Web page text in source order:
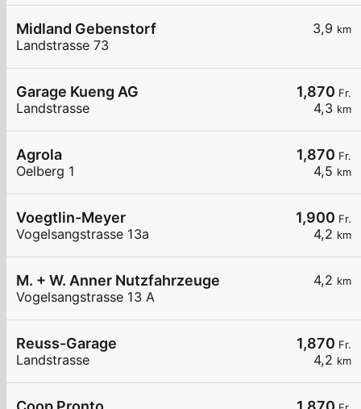
3,9 km
Midland Gebenstorf
Landstrasse 73
1,870 Fr.
4,3 km
Garage Kueng AG
Landstrasse
1,870 Fr.
4,5 km
Agrola
Oelberg 1
1,900 Fr.
4,2 km
Voegtlin-Meyer
Vogelsangstrasse 13a
4,2 km
M. + W. Anner Nutzfahrzeuge
Vogelsangstrasse 13 A
1,870 Fr.
4,2 km
Reuss-Garage
Landstrasse